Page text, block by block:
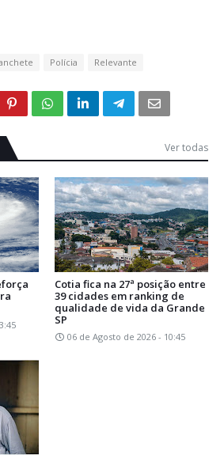
Polícia Relevante
Ver todas
Cotia fica na 27ª posição entre
39 cidades em ranking de
qualidade de vida da Grande
SP
06 de Agosto de 2026 - 10:45